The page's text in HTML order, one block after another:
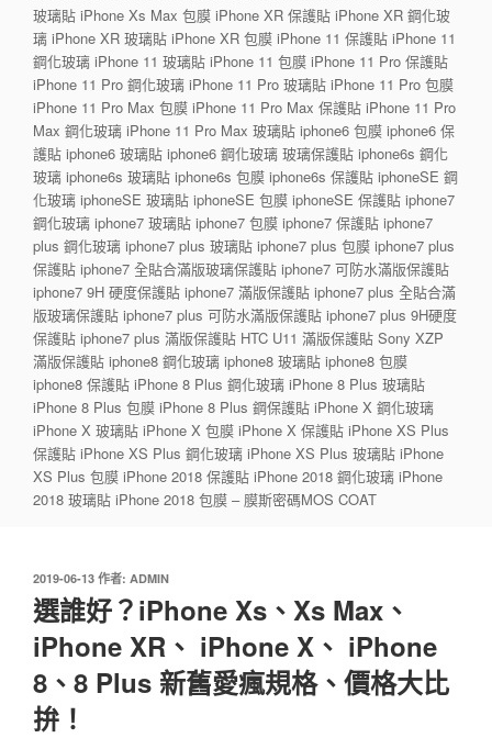
玻璃貼 iPhone Xs Max 包膜 iPhone XR 保護貼 iPhone XR 鋼化玻
璃 iPhone XR 玻璃貼 iPhone XR 包膜 iPhone 11 保護貼 iPhone 11
鋼化玻璃 iPhone 11 玻璃貼 iPhone 11 包膜 iPhone 11 Pro 保護貼
iPhone 11 Pro 鋼化玻璃 iPhone 11 Pro 玻璃貼 iPhone 11 Pro 包膜
iPhone 11 Pro Max 包膜 iPhone 11 Pro Max 保護貼 iPhone 11 Pro
Max 鋼化玻璃 iPhone 11 Pro Max 玻璃貼 iphone6 包膜 iphone6 保
護貼 iphone6 玻璃貼 iphone6 鋼化玻璃 玻璃保護貼 iphone6s 鋼化
玻璃 iphone6s 玻璃貼 iphone6s 包膜 iphone6s 保護貼 iphoneSE 鋼
化玻璃 iphoneSE 玻璃貼 iphoneSE 包膜 iphoneSE 保護貼 iphone7
鋼化玻璃 iphone7 玻璃貼 iphone7 包膜 iphone7 保護貼 iphone7
plus 鋼化玻璃 iphone7 plus 玻璃貼 iphone7 plus 包膜 iphone7 plus
保護貼 iphone7 全貼合滿版玻璃保護貼 iphone7 可防水滿版保護貼
iphone7 9H 硬度保護貼 iphone7 滿版保護貼 iphone7 plus 全貼合滿
版玻璃保護貼 iphone7 plus 可防水滿版保護貼 iphone7 plus 9H硬度
保護貼 iphone7 plus 滿版保護貼 HTC U11 滿版保護貼 Sony XZP
滿版保護貼 iphone8 鋼化玻璃 iphone8 玻璃貼 iphone8 包膜
iphone8 保護貼 iPhone 8 Plus 鋼化玻璃 iPhone 8 Plus 玻璃貼
iPhone 8 Plus 包膜 iPhone 8 Plus 鋼保護貼 iPhone X 鋼化玻璃
iPhone X 玻璃貼 iPhone X 包膜 iPhone X 保護貼 iPhone XS Plus
保護貼 iPhone XS Plus 鋼化玻璃 iPhone XS Plus 玻璃貼 iPhone
XS Plus 包膜 iPhone 2018 保護貼 iPhone 2018 鋼化玻璃 iPhone
2018 玻璃貼 iPhone 2018 包膜 – 膜斯密碼MOS COAT
發
佈
於
2019-06-13 作者: ADMIN
選誰好？iPhone Xs、Xs Max、
iPhone XR、 iPhone X、 iPhone
8、8 Plus 新舊愛瘋規格、價格大比
拚！